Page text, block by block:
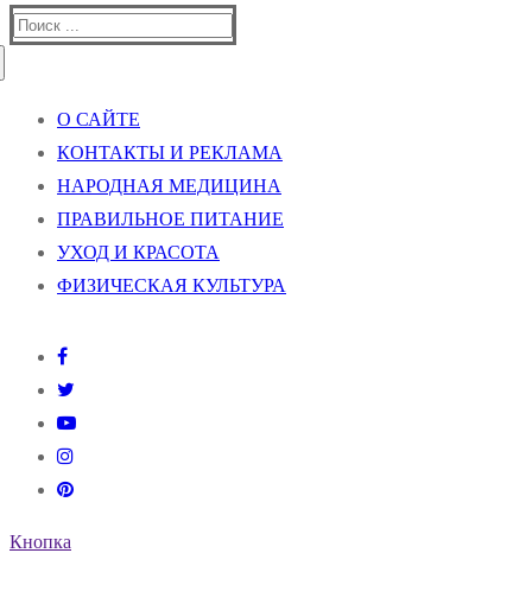
Найти:
О САЙТЕ
КОНТАКТЫ И РЕКЛАМА
НАРОДНАЯ МЕДИЦИНА
ПРАВИЛЬНОЕ ПИТАНИЕ
УХОД И КРАСОТА
ФИЗИЧЕСКАЯ КУЛЬТУРА
Кнопка